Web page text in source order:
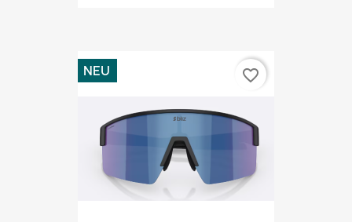
NEU favorite_border